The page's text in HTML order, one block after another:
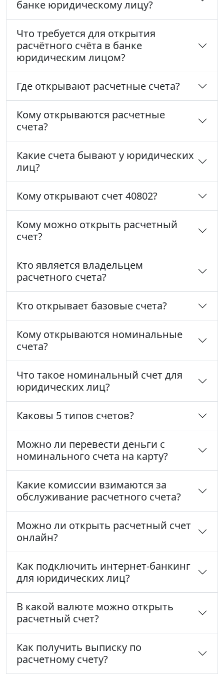
банке юридическому лицу?
Что требуется для открытия
расчётного счёта в банке
юридическим лицом?
Где открывают расчетные счета?
Кому открываются расчетные
счета?
Какие счета бывают у юридических
лиц?
Кому открывают счет 40802?
Кому можно открыть расчетный
счет?
Кто является владельцем
расчетного счета?
Кто открывает базовые счета?
Кому открываются номинальные
счета?
Что такое номинальный счет для
юридических лиц?
Каковы 5 типов счетов?
Можно ли перевести деньги с
номинального счета на карту?
Какие комиссии взимаются за
обслуживание расчетного счета?
Можно ли открыть расчетный счет
онлайн?
Как подключить интернет-банкинг
для юридических лиц?
В какой валюте можно открыть
расчетный счет?
Как получить выписку по
расчетному счету?